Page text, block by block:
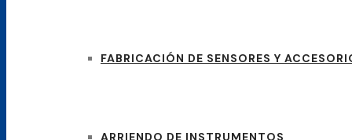
FABRICACIÓN DE SENSORES Y
ARRIENDO DE INSTRUMENTOS